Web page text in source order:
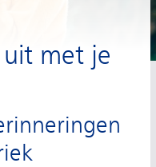
uit met je